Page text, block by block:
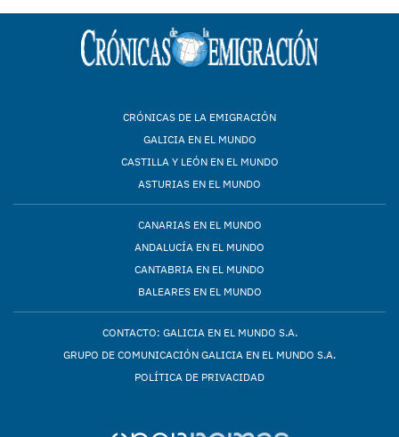
CRÓNICAS DE LA EMIGRACIÓN
GALICIA EN EL MUNDO
CASTILLA Y LEÓN EN EL MUNDO
ASTURIAS EN EL MUNDO
CANARIAS EN EL MUNDO
ANDALUCÍA EN EL MUNDO
CANTABRIA EN EL MUNDO
BALEARES EN EL MUNDO
CONTACTO: GALICIA EN EL MUNDO S.A.
GRUPO DE COMUNICACIÓN GALICIA EN EL MUNDO S.A.
POLÍTICA DE PRIVACIDAD